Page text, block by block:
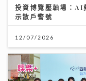
投資博覽壓軸場：AI
示散戶警號
12/07/2026